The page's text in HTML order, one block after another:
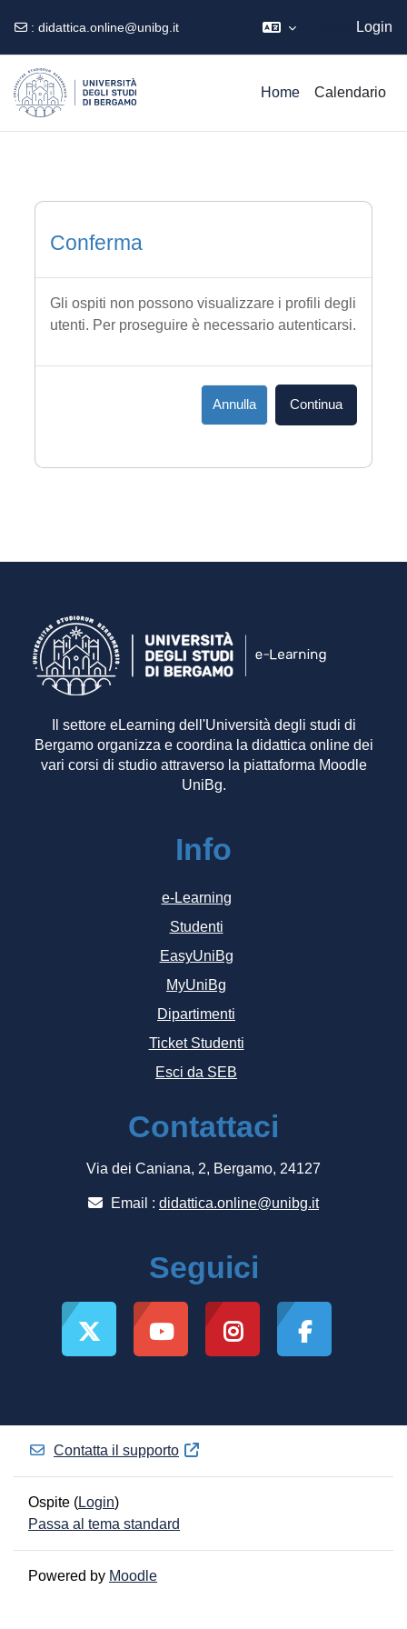
: didattica.online@unibg.it Login
Home Calendario
Conferma
Gli ospiti non possono visualizzare i profili degli
utenti. Per proseguire è necessario autenticarsi.
Annulla Continua
Il settore eLearning dell'Università degli studi di
Bergamo organizza e coordina la didattica online dei
vari corsi di studio attraverso la piattaforma Moodle
UniBg.
Info
e-Learning
Studenti
EasyUniBg
MyUniBg
Dipartimenti
Ticket Studenti
Esci da SEB
Contattaci
Via dei Caniana, 2, Bergamo, 24127
Email : didattica.online@unibg.it
Seguici
Contatta il supporto
Ospite (Login)
Passa al tema standard
Powered by Moodle